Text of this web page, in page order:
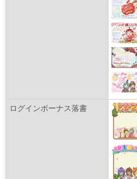
ログインボーナス落書